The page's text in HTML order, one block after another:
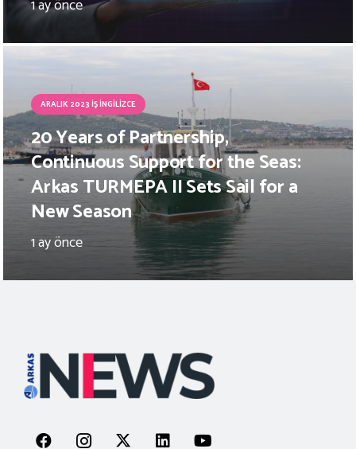
1 ay önce
ARALIK 2023 İŞ İNGILIZCE
20 Years of Partnership,
Continuous Support for the Seas:
Arkas TURMEPA II Sets Sail for a
New Season
1 ay önce